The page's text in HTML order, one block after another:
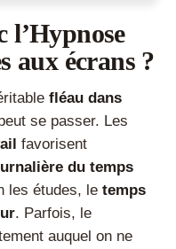
aux écrans ?
?
écrans ?
l’Hypnose
aux écrans ?
fléau dans
se passer. Les
favorisent
du temps
les études, le temps
. Parfois, le
auquel on ne